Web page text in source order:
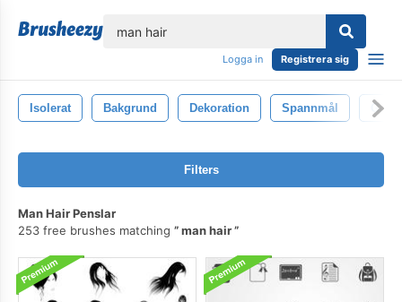
Logga in Registrera sig
Isolerat Bakgrund Dekoration Spannmål
Filters
Man Hair Penslar
253 free brushes matching
man hair